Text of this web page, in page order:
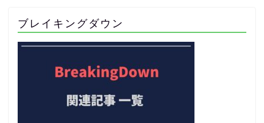
ブレイキングダウン